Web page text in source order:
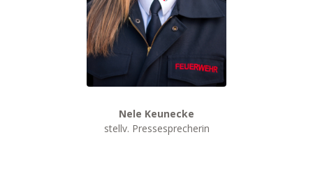
Nele Keunecke
stellv. Pressesprecherin